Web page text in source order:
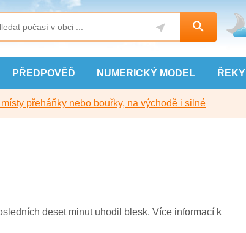
PŘEDPOVĚĎ NUMERICKÝ MODEL ŘEKY
přeháňky nebo bouřky, na východě i silné
deset minut uhodil blesk. Více informací k